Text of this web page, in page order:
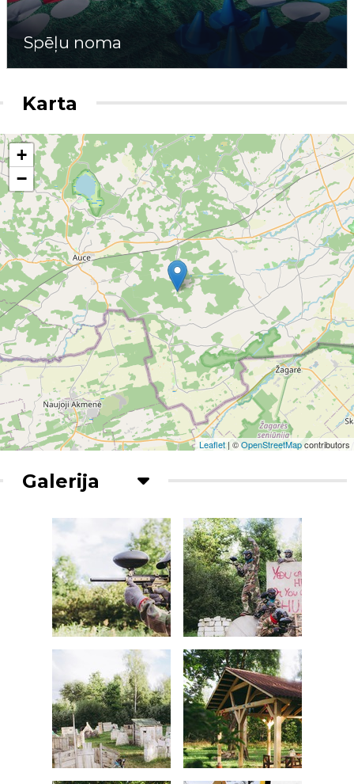
Spēļu noma
Karta
+
−
Leaflet| ©OpenStreetMapcontributors
Galerija